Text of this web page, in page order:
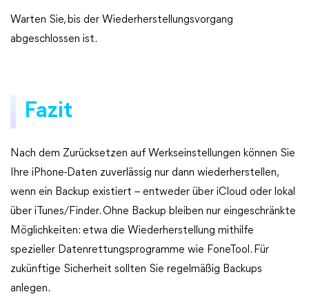
Warten Sie, bis der Wiederherstellungsvorgang
abgeschlossen ist.
Fazit
Nach dem Zurücksetzen auf Werkseinstellungen können Sie
Ihre iPhone-Daten zuverlässig nur dann wiederherstellen,
wenn ein Backup existiert – entweder über iCloud oder lokal
über iTunes/Finder. Ohne Backup bleiben nur eingeschränkte
Möglichkeiten: etwa die Wiederherstellung mithilfe
spezieller Datenrettungsprogramme wie FoneTool. Für
zukünftige Sicherheit sollten Sie regelmäßig Backups
anlegen.